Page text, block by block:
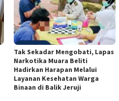
Tak Sekadar Mengobati, Lapas
Narkotika Muara Beliti
Hadirkan Harapan Melalui
Layanan Kesehatan Warga
Binaan di Balik Jeruji